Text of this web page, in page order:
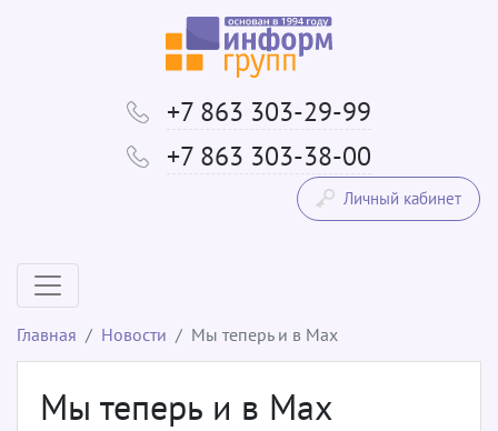
+7 863 303-29-99
+7 863 303-38-00
Личный кабинет
Главная Новости Мы теперь и в Max
Мы теперь и в Max